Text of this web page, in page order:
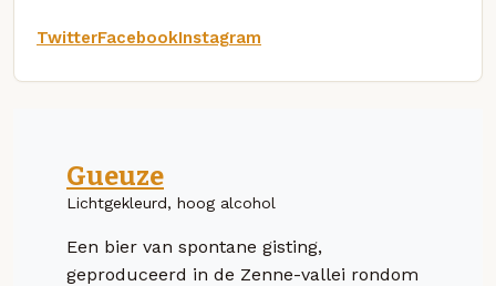
TwitterFacebookInstagram
Gueuze
Lichtgekleurd, hoog alcohol
Een bier van spontane gisting,
geproduceerd in de Zenne-vallei rondom